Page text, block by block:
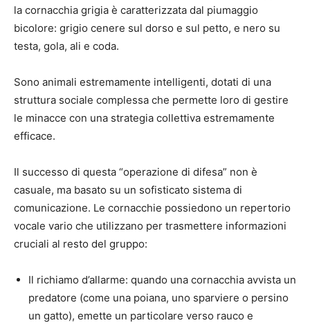
la cornacchia grigia è caratterizzata dal piumaggio
bicolore: grigio cenere sul dorso e sul petto, e nero su
testa, gola, ali e coda.
Sono animali estremamente intelligenti, dotati di una
struttura sociale complessa che permette loro di gestire
le minacce con una strategia collettiva estremamente
efficace.
Il successo di questa “operazione di difesa” non è
casuale, ma basato su un sofisticato sistema di
comunicazione. Le cornacchie possiedono un repertorio
vocale vario che utilizzano per trasmettere informazioni
cruciali al resto del gruppo:
Il richiamo d’allarme: quando una cornacchia avvista un
predatore (come una poiana, uno sparviere o persino
un gatto), emette un particolare verso rauco e